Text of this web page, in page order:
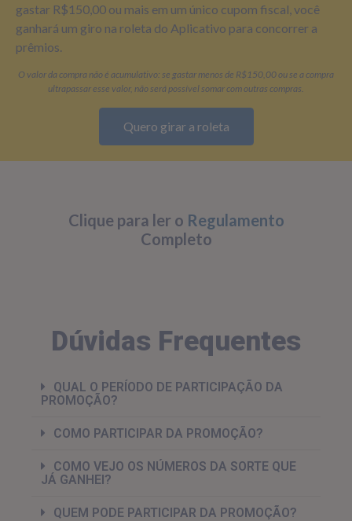
gastar R$150,00 ou mais em um único cupom fiscal, você
ganhará um giro na roleta do Aplicativo para concorrer a
prêmios.
O valor da compra não é acumulativo: se gastar menos de R$150,00 ou se a compra
ultrapassar esse valor, não será possível somar com outras compras.
Quero girar a roleta
Clique para ler o Regulamento
Completo
Dúvidas Frequentes
QUAL O PERÍODO DE PARTICIPAÇÃO DA
PROMOÇÃO?
COMO PARTICIPAR DA PROMOÇÃO?
COMO VEJO OS NÚMEROS DA SORTE QUE
JÁ GANHEI?
QUEM PODE PARTICIPAR DA PROMOÇÃO?